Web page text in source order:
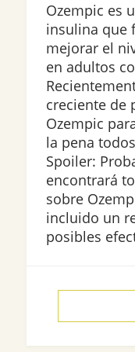
Ozempic es
insulina que
mejorar el
en adultos
creciente de
Ozempic
la pena
Spoiler:
encontrará
sobre
incluido un
posibles